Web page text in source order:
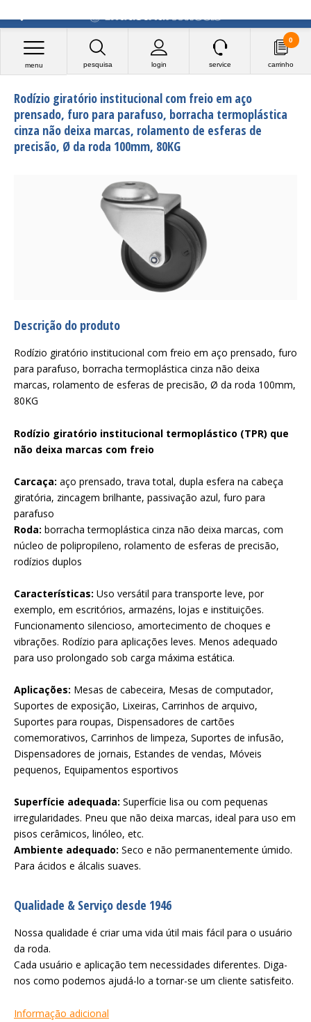
pesquisa login
menu service carrinho
0
Rodízio giratório institucional com freio em aço
prensado, furo para parafuso, borracha termoplástica
cinza não deixa marcas, rolamento de esferas de
precisão, Ø da roda 100mm, 80KG
Descrição do produto
Rodízio giratório institucional com freio em aço prensado, furo
para parafuso, borracha termoplástica cinza não deixa
marcas, rolamento de esferas de precisão, Ø da roda 100mm,
80KG
Rodízio giratório institucional termoplástico (TPR) que
não deixa marcas com freio
Carcaça: aço prensado, trava total, dupla esfera na cabeça
giratória, zincagem brilhante, passivação azul, furo para
parafuso
Roda: borracha termoplástica cinza não deixa marcas, com
núcleo de polipropileno, rolamento de esferas de precisão,
rodízios duplos
Características: Uso versátil para transporte leve, por
exemplo, em escritórios, armazéns, lojas e instituições.
Funcionamento silencioso, amortecimento de choques e
vibrações. Rodízio para aplicações leves. Menos adequado
para uso prolongado sob carga máxima estática.
Aplicações: Mesas de cabeceira, Mesas de computador,
Suportes de exposição, Lixeiras, Carrinhos de arquivo,
Suportes para roupas, Dispensadores de cartões
comemorativos, Carrinhos de limpeza, Suportes de infusão,
Dispensadores de jornais, Estandes de vendas, Móveis
pequenos, Equipamentos esportivos
Superfície adequada: Superfície lisa ou com pequenas
irregularidades. Pneu que não deixa marcas, ideal para uso em
pisos cerâmicos, linóleo, etc.
Ambiente adequado: Seco e não permanentemente úmido.
Para ácidos e álcalis suaves.
Qualidade & Serviço desde 1946
Nossa qualidade é criar uma vida útil mais fácil para o usuário
da roda.
Cada usuário e aplicação tem necessidades diferentes. Diga-
nos como podemos ajudá-lo a tornar-se um cliente satisfeito.
Informação adicional